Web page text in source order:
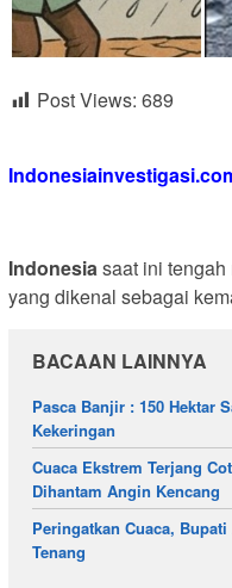
Post Views: 689
Indonesiasaat ini
yang dikenal sebagai
BACAAN LAINNYA
Pasca Banjir : 150 Hektar
Kekeringan
Cuaca Ekstrem Terjang
Dihantam Angin Kencang
Peringatkan Cuaca,
Tenang